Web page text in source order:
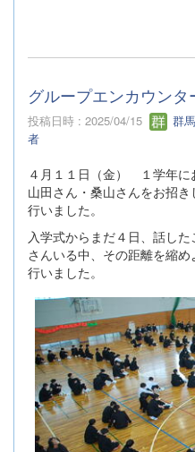
グループエンカウンタ
投稿日時 : 2025/04/15
群
者
４月１１日（金） １学年に
山田さん・桑山さんをお招
行いました。
入学式からまだ４日、話し
さんいる中、その距離を縮
行いました。